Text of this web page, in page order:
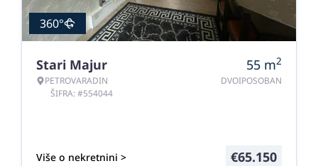
360°
Stari Majur
PETROVARADIN
ŠIFRA: #554044
55 m2
DVOIPOSOBAN
Više o nekretnini > €65.150